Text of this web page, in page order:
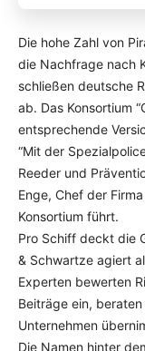
Die hohe Zahl von
die Nachfrage nach
schließen deutsche
ab. Das Konsortium
entsprechende
“Mit der
Reeder und
Enge, Chef der
Konsortium führt.
Pro Schiff deckt die
& Schwartze agiert
Experten bewerten
Beiträge ein,
Unternehmen
Die Namen hinter